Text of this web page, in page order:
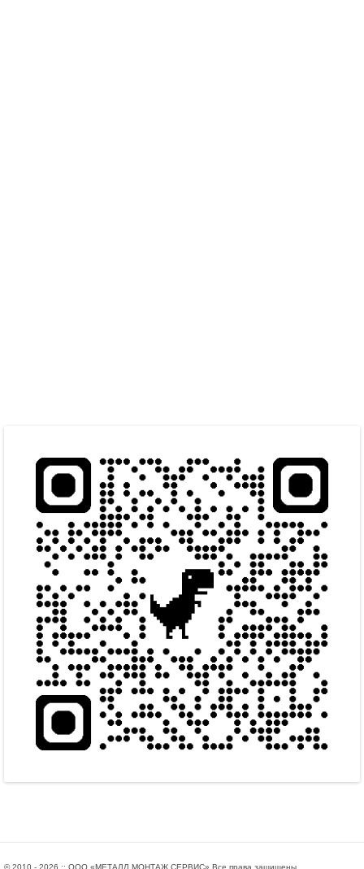
© 2010 - 2026 :: ООО «МЕТАЛЛ МОНТАЖ СЕРВИС» Все права защищены.